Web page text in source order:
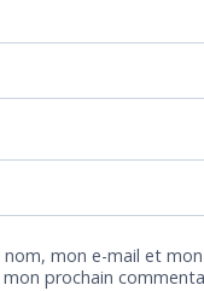
mon e-mail et
prochain